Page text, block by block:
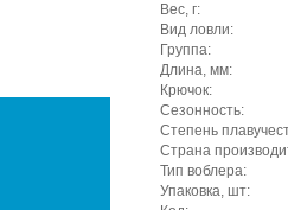
Вес, г:
Вид ловли:
Группа:
Длина, мм:
Крючок:
Сезонность:
Степень
Страна
Тип воблера:
Упаковка, шт: